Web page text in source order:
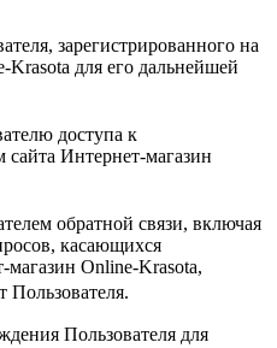
зарегистрированного на
Krasota для его дальнейшей
доступа к
Интернет-магазин
обратной связи, включая
касающихся
магазин Online-Krasota,
Пользователя.
Пользователя для